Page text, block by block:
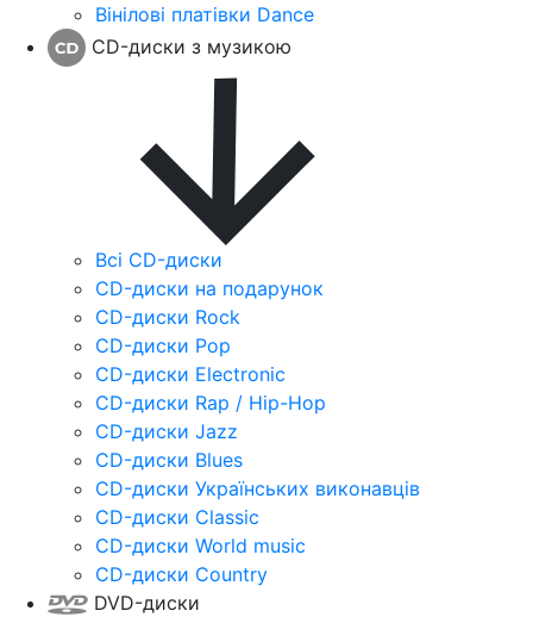
Вінілові платівки Dance
CD-диски з музикою
Всі CD-диски
CD-диски на подарунок
CD-диски Rock
CD-диски Pop
CD-диски Electronic
CD-диски Rap / Hip-Hop
CD-диски Jazz
CD-диски Blues
CD-диски Українських виконавців
CD-диски Classic
CD-диски World music
CD-диски Country
DVD-диски